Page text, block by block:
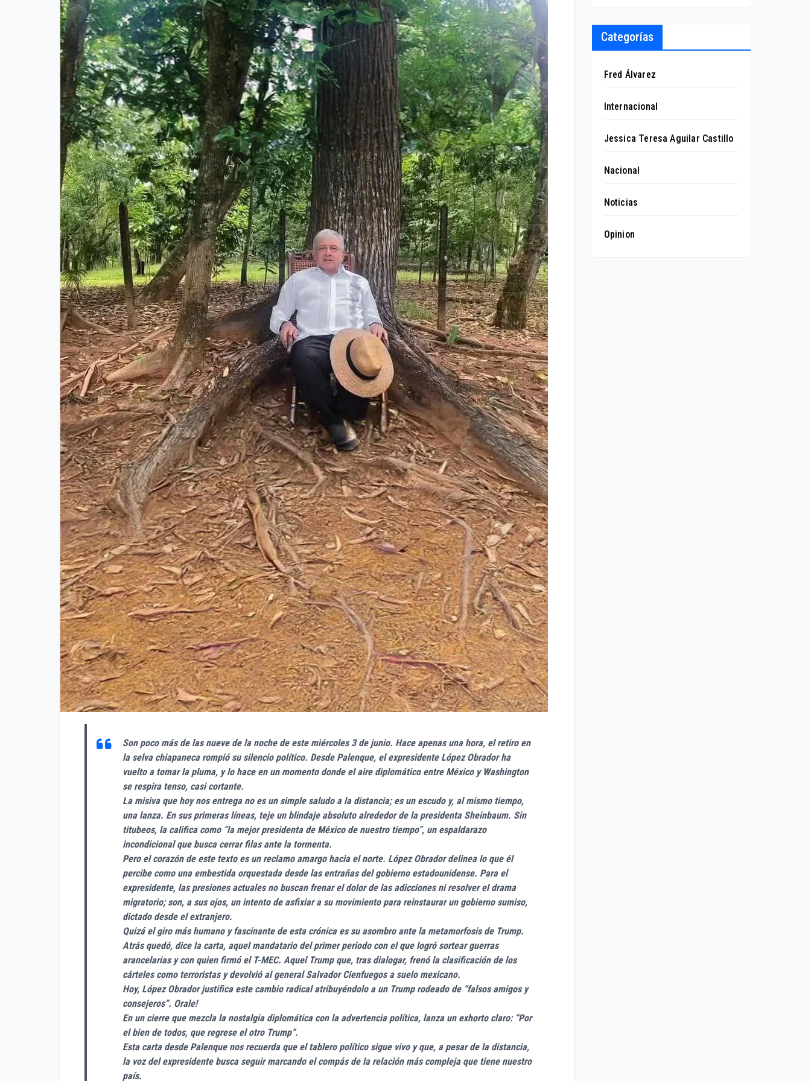
Son poco más de las nueve de la noche de este miércoles 3 de junio. Hace apenas una hora, el retiro en
la selva chiapaneca rompió su silencio político. Desde Palenque, el expresidente López Obrador ha
vuelto a tomar la pluma, y lo hace en un momento donde el aire diplomático entre México y Washington
se respira tenso, casi cortante.
La misiva que hoy nos entrega no es un simple saludo a la distancia; es un escudo y, al mismo tiempo,
una lanza. En sus primeras líneas, teje un blindaje absoluto alrededor de la presidenta Sheinbaum. Sin
titubeos, la califica como “la mejor presidenta de México de nuestro tiempo”, un espaldarazo
incondicional que busca cerrar filas ante la tormenta.
Pero el corazón de este texto es un reclamo amargo hacia el norte. López Obrador delinea lo que él
percibe como una embestida orquestada desde las entrañas del gobierno estadounidense. Para el
expresidente, las presiones actuales no buscan frenar el dolor de las adicciones ni resolver el drama
migratorio; son, a sus ojos, un intento de asfixiar a su movimiento para reinstaurar un gobierno sumiso,
dictado desde el extranjero.
Quizá el giro más humano y fascinante de esta crónica es su asombro ante la metamorfosis de Trump.
Atrás quedó, dice la carta, aquel mandatario del primer periodo con el que logró sortear guerras
arancelarias y con quien firmó el T-MEC. Aquel Trump que, tras dialogar, frenó la clasificación de los
cárteles como terroristas y devolvió al general Salvador Cienfuegos a suelo mexicano.
Hoy, López Obrador justifica este cambio radical atribuyéndolo a un Trump rodeado de “falsos amigos y
consejeros”. Orale!
En un cierre que mezcla la nostalgia diplomática con la advertencia política, lanza un exhorto claro: “Por
el bien de todos, que regrese el otro Trump”.
Esta carta desde Palenque nos recuerda que el tablero político sigue vivo y que, a pesar de la distancia,
la voz del expresidente busca seguir marcando el compás de la relación más compleja que tiene nuestro
país.
Categorías
Fred Álvarez
Internacional
Jessica Teresa Aguilar Castillo
Nacional
Noticias
Opinion